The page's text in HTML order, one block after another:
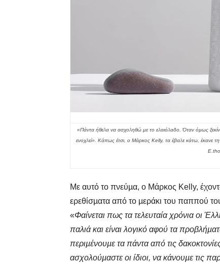
«Πάντα ήθελα να ασχοληθώ µε το ελαιόλαδο. Όταν όµως
ενοχλεί». Κάπως έτσι, ο Μάρκος Kelly, τα έβαλε κάτω, έκανε
Με αυτό το πνεύµα, ο Μάρκος Kelly,
ερεθίσµατα από το µεράκι του παππού
«Φαίνεται πως τα τελευταία χρόνια οι
παλιά και είναι λογικό αφού τα
περιµένουµε τα πάντα από τις
ασχολούµαστε οι ίδιοι, να κάνουµε τις